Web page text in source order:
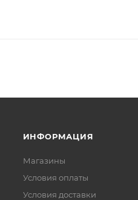
ИНФОРМАЦИЯ
Магазины
Условия оплаты
Условия доставки